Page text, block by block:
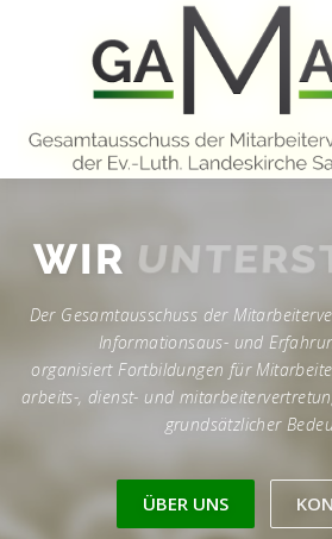
ARBEITSHILFEN UND
WEITERBILDUNG KONTAKT
WIR
Der Gesamtausschuss der
Informationsaus- und
organisiert Fortbildungen für
arbeits-, dienst- und
grundsätzlicher
ÜBER UNS